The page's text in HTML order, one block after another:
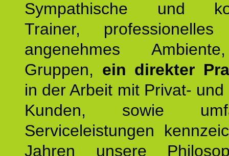
Sympathische und
Trainer, professionelles
angenehmes
Gruppen, ein direkter
in der Arbeit mit Privat-
Kunden, sowie
Serviceleistungen
Jahren unsere